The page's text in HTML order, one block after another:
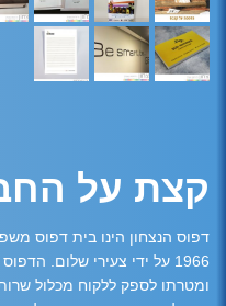
קצת על
דפוס הנצחון הינו בית דפוס
1966 על ידי צעירי שלום.
ומטרתו לספק ללקוח מכלול